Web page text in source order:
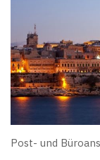
Post- und